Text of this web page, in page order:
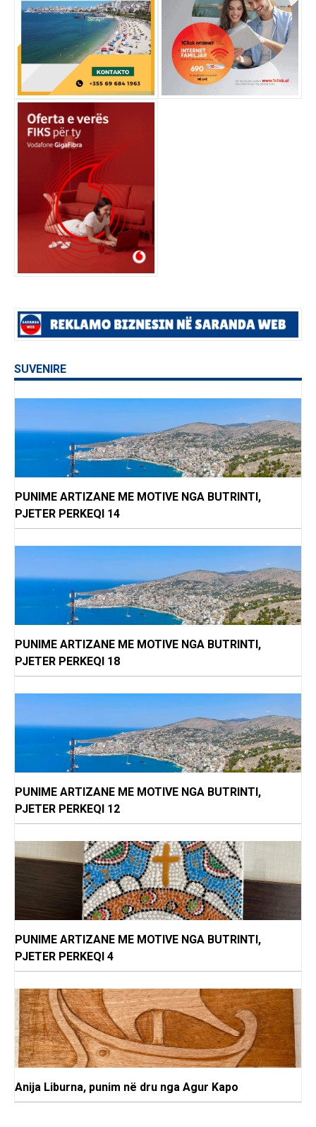
SUVENIRE
PUNIME ARTIZANE ME MOTIVE NGA BUTRINTI,
PJETER PERKEQI 14
PUNIME ARTIZANE ME MOTIVE NGA BUTRINTI,
PJETER PERKEQI 18
PUNIME ARTIZANE ME MOTIVE NGA BUTRINTI,
PJETER PERKEQI 12
PUNIME ARTIZANE ME MOTIVE NGA BUTRINTI,
PJETER PERKEQI 4
Anija Liburna, punim në dru nga Agur Kapo